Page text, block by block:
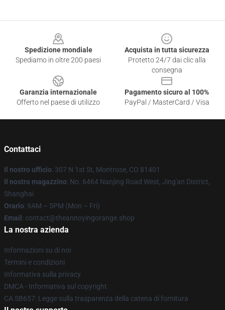
Spedizione mondiale
Spediamo in oltre 200 paesi
Acquista in tutta sicurezza
Protetto 24/7 dai clic alla
consegna
Garanzia internazionale
Offerto nel paese di utilizzo
Pagamento sicuro al 100%
PayPal / MasterCard / Visa
Contattaci
Il nostro ufficio: 307 N 1st St, Montrose, CO 81401
Il nostro magazzino: No. 6464 Nanjing Road West, Jing'an District,
Shanghai
Orario: 9AM – 5PM (Mon – Fri)
Email : contact@theannoyingorange.shop
La nostra azienda
Informazioni su di noi
Termini e condizioni
Informativa sulla privacy
DMCA - Informativa sul copyright
CA SB657: Legge sulla trasparenza della catena di fornitura